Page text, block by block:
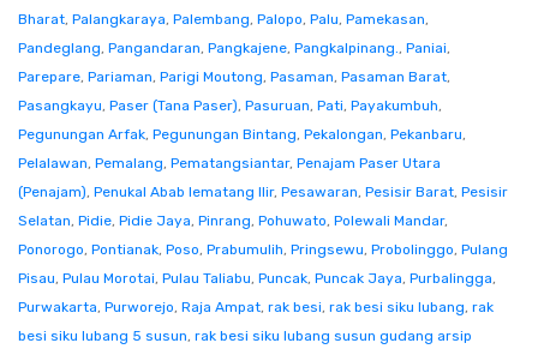
Bharat, Palangkaraya, Palembang, Palopo, Palu, Pamekasan,
Pandeglang, Pangandaran, Pangkajene, Pangkalpinang., Paniai,
Parepare, Pariaman, Parigi Moutong, Pasaman, Pasaman Barat,
Pasangkayu, Paser (Tana Paser), Pasuruan, Pati, Payakumbuh,
Pegunungan Arfak, Pegunungan Bintang, Pekalongan, Pekanbaru,
Pelalawan, Pemalang, Pematangsiantar, Penajam Paser Utara
(Penajam), Penukal Abab lematang Ilir, Pesawaran, Pesisir Barat, Pesisir
Selatan, Pidie, Pidie Jaya, Pinrang, Pohuwato, Polewali Mandar,
Ponorogo, Pontianak, Poso, Prabumulih, Pringsewu, Probolinggo, Pulang
Pisau, Pulau Morotai, Pulau Taliabu, Puncak, Puncak Jaya, Purbalingga,
Purwakarta, Purworejo, Raja Ampat, rak besi, rak besi siku lubang, rak
besi siku lubang 5 susun, rak besi siku lubang susun gudang arsip